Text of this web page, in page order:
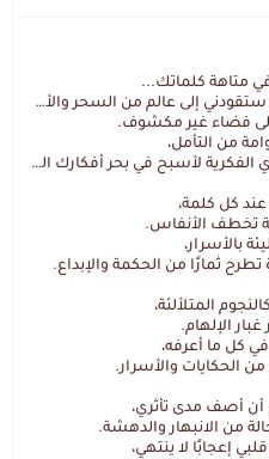
متاهة كلماتك...
إلى عالم من السحر والألغاز،
فضاء غير مكشوف.
من التأمل،
لأسبح في بحر أفكارك العميق.
كل كلمة،
تخطف الأنفاس.
بالأسرار،
ثمارًا من الحكمة والإبداع.
المتلألئة،
الإلهام.
كل ما أعرفه،
من الحكايات والأسرار.
أن أصف مدى تأثري،
من الانبهار والدهشة.
إعجابًا لا ينتهي،